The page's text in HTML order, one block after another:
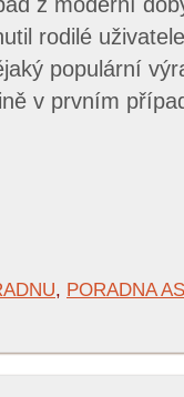
rodilé
populární
v prvním
, PORADNA